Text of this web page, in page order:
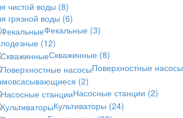
чистой воды (8)
грязной воды (6)
Фекальные (3)
(12)
Скважинные (8)
Поверхностные насосы
(2)
Насосные станции (2)
Культиваторы (24)